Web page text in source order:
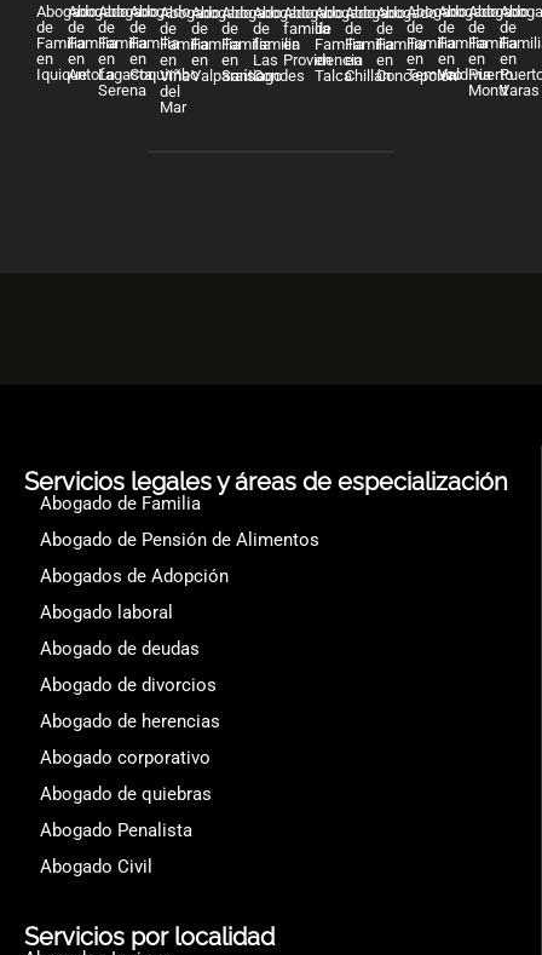
Abogado
de
Familia
en
Iquique
Abogado
de
Familia
en
Antofagasta
Abogado
de
Familia
en
La
Serena
Abogado
de
Familia
en
Coquimbo
Abogado
de
Familia
en
Viña
del
Mar
Abogado
de
Familia
en
Valparaíso
Abogado
de
Familia
en
Santiago
Abogado
de
familia
Las
Condes
Abogado
familia
en
Providencia
Abogado
de
Familia
en
Talca
Abogado
de
Familia
en
Chillán
Abogado
de
Familia
en
Concepción
Abogado
de
Familia
en
Temuco
Abogado
de
Familia
en
Valdivia
Abogado
de
Familia
en
Puerto
Montt
de
en
Varas
Servicios legales y áreas de especialización
Abogado de Familia
Abogado de Pensión de Alimentos
Abogados de Adopción
Abogado laboral
Abogado de deudas
Abogado de divorcios
Abogado de herencias
Abogado corporativo
Abogado de quiebras
Abogado Penalista
Abogado Civil
Servicios por localidad